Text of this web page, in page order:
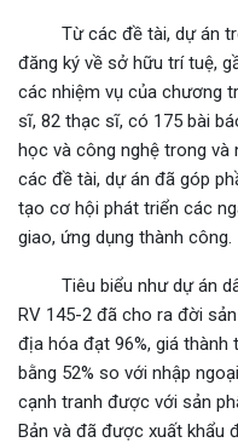
Từ các đề tài, dự án
đăng ký về sở hữu trí tuệ,
các nhiệm vụ của chương
sĩ, 82 thạc sĩ, có 175 bài
học và công nghệ trong và
các đề tài, dự án đã góp
tạo cơ hội phát triển các
giao, ứng dụng thành công.
Tiêu biểu như dự án
RV 145-2 đã cho ra đời
địa hóa đạt 96%, giá
bằng 52% so với nhập
cạnh tranh được với sản
Bản và đã được xuất khẩu